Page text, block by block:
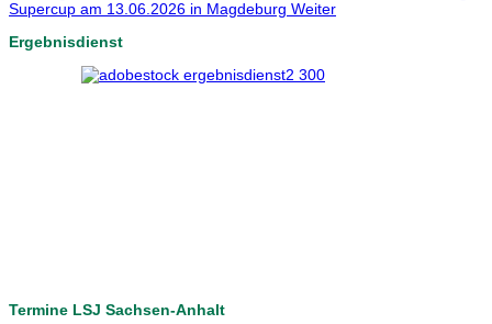
Supercup am 13.06.2026 in Magdeburg Weiter
Ergebnisdienst
Termine LSJ Sachsen-Anhalt